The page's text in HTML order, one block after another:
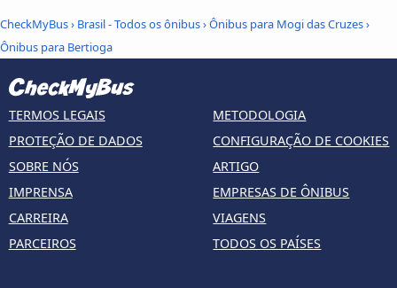
CheckMyBus› Brasil - Todos os ônibus›Ônibus para Mogi das Cruzes›
Ônibus para Bertioga
TERMOS LEGAIS
PROTEÇÃO DE DADOS
SOBRE NÓS
IMPRENSA
CARREIRA
PARCEIROS
METODOLOGIA
CONFIGURAÇÃO DE COOKIES
ARTIGO
EMPRESAS DE ÔNIBUS
VIAGENS
TODOS OS PAÍSES